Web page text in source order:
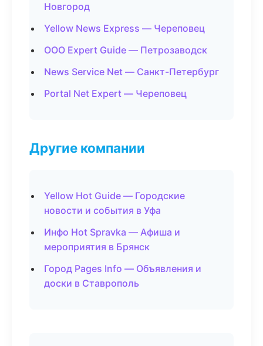
Новгород
Yellow News Express — Череповец
ООО Expert Guide — Петрозаводск
News Service Net — Санкт-Петербург
Portal Net Expert — Череповец
Другие компании
Yellow Hot Guide — Городские
новости и события в Уфа
Инфо Hot Spravka — Афиша и
мероприятия в Брянск
Город Pages Info — Объявления и
доски в Ставрополь